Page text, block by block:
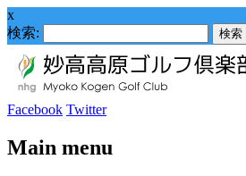
x
検索:
Facebook Twitter
Main menu